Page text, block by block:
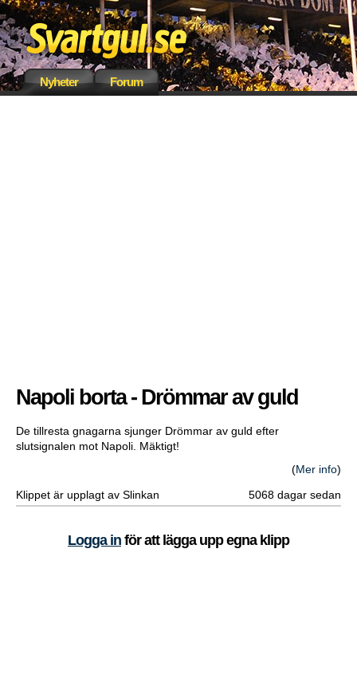
Nyheter Forum
Napoli borta - Drömmar av guld
De tillresta gnagarna sjunger Drömmar av guld efter
slutsignalen mot Napoli. Mäktigt!
(Mer info)
Klippet är upplagt av Slinkan
5068 dagar sedan
Logga in för att lägga upp egna klipp